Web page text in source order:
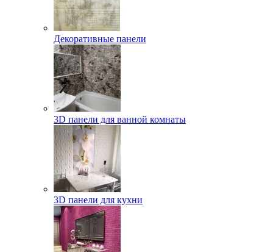
Декоративные панели
3D панели для ванной комнаты
3D панели для кухни